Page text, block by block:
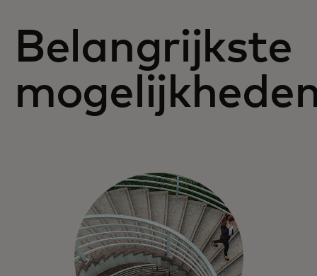
Belangrijkste